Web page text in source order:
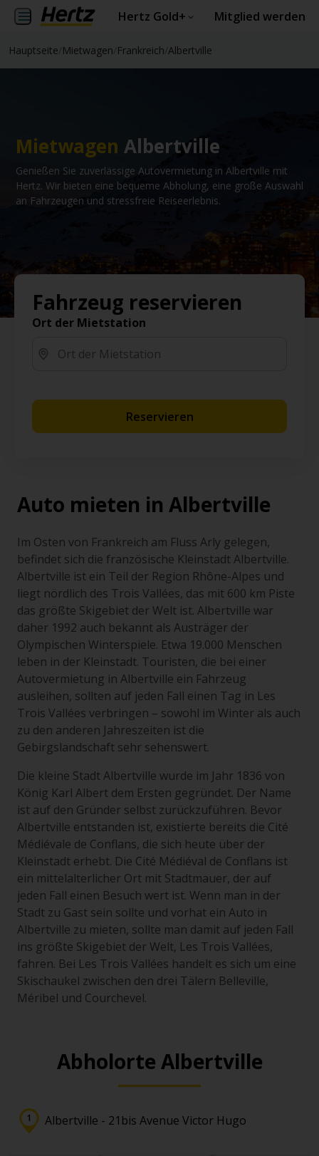
Hertz Gold+ Mitglied werden
Hauptseite Mietwagen Frankreich Albertville
Mietwagen Albertville
Genießen Sie zuverlässige Autovermietung in Albertville mit
Hertz. Wir bieten eine bequeme Abholung, eine große Auswahl
an Fahrzeugen und stressfreie Reiseerlebnis.
Fahrzeug reservieren
Ort der Mietstation
Reservieren
Auto mieten in Albertville
Im Osten von Frankreich am Fluss Arly gelegen,
befindet sich die französische Kleinstadt Albertville.
Albertville ist ein Teil der Region Rhône-Alpes und
liegt nördlich des Trois Vallées, das mit 600 km Piste
das größte Skigebiet der Welt ist. Albertville war
daher 1992 auch bekannt als Austräger der
Olympischen Winterspiele. Etwa 19.000 Menschen
leben in der Kleinstadt. Touristen, die bei einer
Autovermietung in Albertville ein Fahrzeug
ausleihen, sollten auf jeden Fall einen Tag in Les
Trois Vallées verbringen – sowohl im Winter als auch
zu den anderen Jahreszeiten ist die
Gebirgslandschaft sehr sehenswert.
Die kleine Stadt Albertville wurde im Jahr 1836 von
König Karl Albert dem Ersten gegründet. Der Name
ist auf den Gründer selbst zurückzuführen. Bevor
Albertville entstanden ist, existierte bereits die Cité
Médiévale de Conflans, die sich heute über der
Kleinstadt erhebt. Die Cité Médiéval de Conflans ist
ein mittelalterlicher Ort mit Stadtmauer, der auf
jeden Fall einen Besuch wert ist. Wenn man in der
Stadt zu Gast sein sollte und vorhat ein Auto in
Albertville zu mieten, sollte man damit auf jeden Fall
ins größte Skigebiet der Welt, Les Trois Vallées,
fahren. Bei Les Trois Vallées handelt es sich um eine
Skischaukel zwischen den drei Tälern Belleville,
Méribel und Courchevel.
Abholorte Albertville
Albertville - 21bis Avenue Victor Hugo